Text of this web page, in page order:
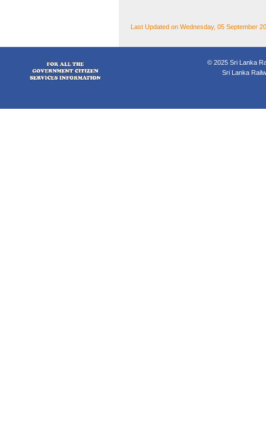
Last Updated on Wednesday, 05 September
© 2025 Sri Lanka
Sri Lanka